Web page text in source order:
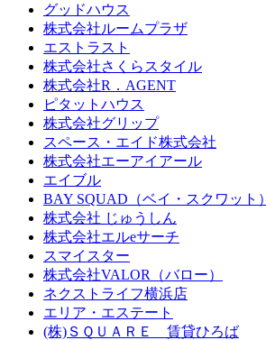
グッドハウス
株式会社ルームプラザ
エストラスト
株式会社さくらスタイル
株式会社R．AGENT
ピタットハウス
株式会社グリップ
スペース・エイド株式会社
株式会社エーアイアール
エイブル
BAY SQUAD（ベイ・スクワット）
株式会社 じゅうしん
株式会社エルeサーチ
スマイスター
株式会社VALOR（バロー）
ネクストライフ横浜店
エリア・エステート
(株)ＳＱＵＡＲＥ 賃貸ひろば